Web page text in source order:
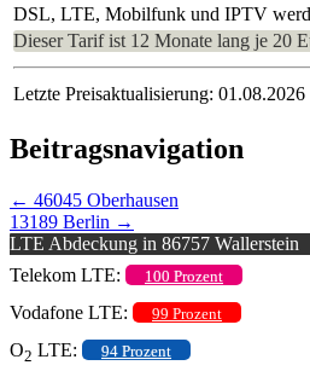
DSL, LTE, Mobilfunk und IPTV
Dieser Tarif ist 12 Monate lang je 20
Letzte Preisaktualisierung: 01.08.2026
Beitragsnavigation
← 46045 Oberhausen
13189 Berlin →
LTE Abdeckung in 86757 Wallerstein
Telekom LTE:
100 Prozent
Vodafone LTE: 99 Prozent
O2 LTE: 94 Prozent